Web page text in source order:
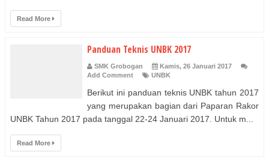
Read More
Panduan Teknis UNBK 2017
SMK Grobogan
Kamis, 26 Januari 2017
Add Comment
UNBK
Berikut ini panduan teknis UNBK tahun 2017
yang merupakan bagian dari Paparan Rakor
UNBK Tahun 2017 pada tanggal 22-24 Januari 2017. Untuk m...
Read More